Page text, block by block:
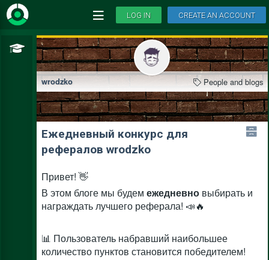
LOG IN CREATE AN ACCOUNT
wrodzko People and blogs
Ежедневный конкурс для
рефералов wrodzko
Привет! 👋
В этом блоге мы будемежедневно выбирать и
награждать лучшего реферала! 📣🔥
📊 Пользователь набравший наибольшее
количество пунктов становится победителем!